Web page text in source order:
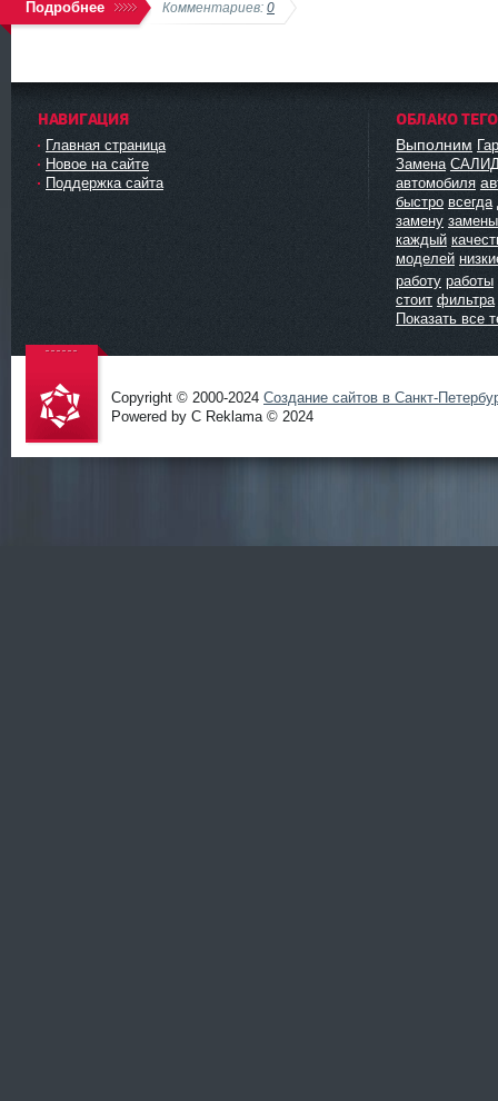
Подробнее Комментариев: 0
НАВИГАЦИЯ
Главная страница
Новое на сайте
Поддержка сайта
ОБЛАКО
Выполним
Замена
автомобиля
быстро всегда
замену замены
каждый
моделей
работу работы
стоит фильтра
Показать все
Проект
Copyright © 2000-2024 Создание сайтов в Санкт-
Powered by C Reklama © 2024